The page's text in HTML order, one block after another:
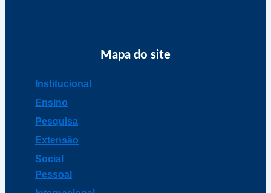
Mapa do site
Institucional
Ensino
Pesquisa
Extensão
Social
Pessoal